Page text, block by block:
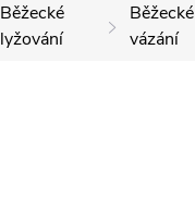
Běžecké
lyžování
Běžecké
vázání